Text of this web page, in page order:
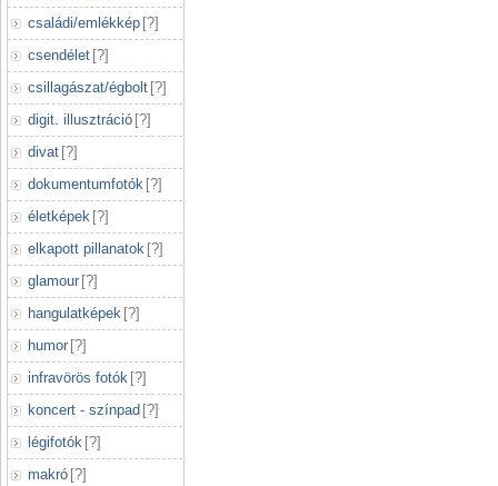
családi/emlékkép [?]
csendélet [?]
csillagászat/égbolt [?]
digit. illusztráció [?]
divat [?]
dokumentumfotók [?]
életképek [?]
elkapott pillanatok [?]
glamour [?]
hangulatképek [?]
humor [?]
infravörös fotók [?]
koncert - színpad [?]
légifotók [?]
makró [?]